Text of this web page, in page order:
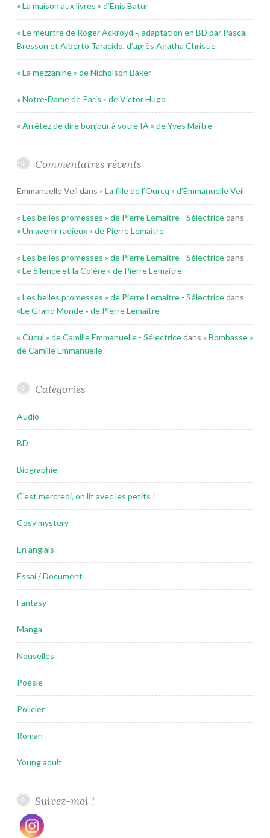
« La maison aux livres » d’Enis Batur
« Le meurtre de Roger Ackroyd », adaptation en BD par Pascal
Bresson et Alberto Taracido, d’après Agatha Christie
« La mezzanine » de Nicholson Baker
« Notre-Dame de Paris » de Victor Hugo
« Arrêtez de dire bonjour à votre IA » de Yves Maitre
Commentaires récents
Emmanuelle Veil dans « La fille de l’Ourcq » d’Emmanuelle Veil
« Les belles promesses » de Pierre Lemaitre - Sélectricedans
« Un avenir radieux » de Pierre Lemaitre
« Les belles promesses » de Pierre Lemaitre - Sélectricedans
« Le Silence et la Colère » de Pierre Lemaitre
« Les belles promesses » de Pierre Lemaitre - Sélectricedans
«Le Grand Monde » de Pierre Lemaitre
« Cucul » de Camille Emmanuelle - Sélectricedans « Bombasse »
de Camille Emmanuelle
Catégories
Audio
BD
Biographie
C'est mercredi, on lit avec les petits !
Cosy mystery
En anglais
Essai / Document
Fantasy
Manga
Nouvelles
Poésie
Policier
Roman
Young adult
Suivez-moi !